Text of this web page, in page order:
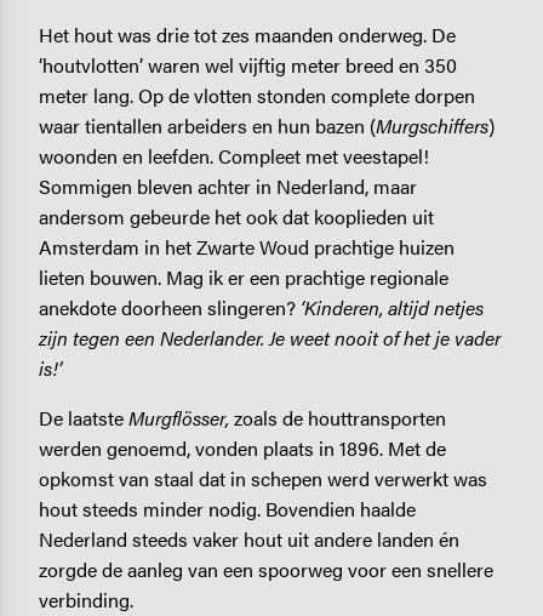
Het hout was drie tot zes maanden onderweg. De
‘houtvlotten’ waren wel vijftig meter breed en 350
meter lang. Op de vlotten stonden complete dorpen
waar tientallen arbeiders en hun bazen (Murgschiffers)
woonden en leefden. Compleet met veestapel!
Sommigen bleven achter in Nederland, maar
andersom gebeurde het ook dat kooplieden uit
Amsterdam in het Zwarte Woud prachtige huizen
lieten bouwen. Mag ik er een prachtige regionale
anekdote doorheen slingeren? ‘Kinderen, altijd netjes
zijn tegen een Nederlander. Je weet nooit of het je vader
is!’
De laatsteMurgflösser, zoals de houttransporten
werden genoemd, vonden plaats in 1896. Met de
opkomst van staal dat in schepen werd verwerkt was
hout steeds minder nodig. Bovendien haalde
Nederland steeds vaker hout uit andere landen én
zorgde de aanleg van een spoorweg voor een snellere
verbinding.